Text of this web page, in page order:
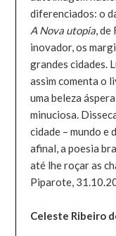
diferenciados: o
A Nova utopia, de
inovador, os
grandes cidades.
assim comenta o
uma beleza
minuciosa.
cidade – mundo e
afinal, a poesia
até lhe roçar as
Piparote,
Celeste Ribeiro